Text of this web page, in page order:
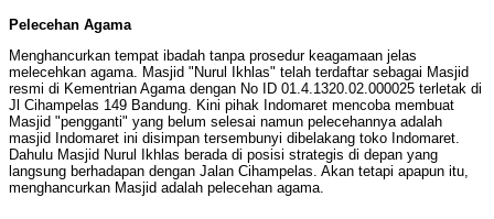
Pelecehan Agama
Menghancurkan tempat ibadah tanpa prosedur keagamaan jelas
melecehkan agama. Masjid "Nurul Ikhlas" telah terdaftar sebagai Masjid
resmi di Kementrian Agama dengan No ID 01.4.1320.02.000025 terletak di
Jl Cihampelas 149 Bandung. Kini pihak Indomaret mencoba membuat
Masjid "pengganti" yang belum selesai namun pelecehannya adalah
masjid Indomaret ini disimpan tersembunyi dibelakang toko Indomaret.
Dahulu Masjid Nurul Ikhlas berada di posisi strategis di depan yang
langsung berhadapan dengan Jalan Cihampelas. Akan tetapi apapun itu,
menghancurkan Masjid adalah pelecehan agama.